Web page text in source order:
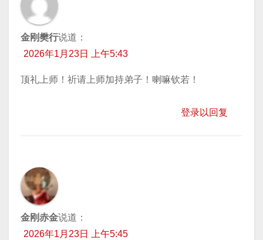
金刚樊行说道：
2026年1月23日 上午5:43
顶礼上师！祈请上师加持弟子！喇嘛钦若！
登录以回复
金刚赤金说道：
2026年1月23日 上午5:45